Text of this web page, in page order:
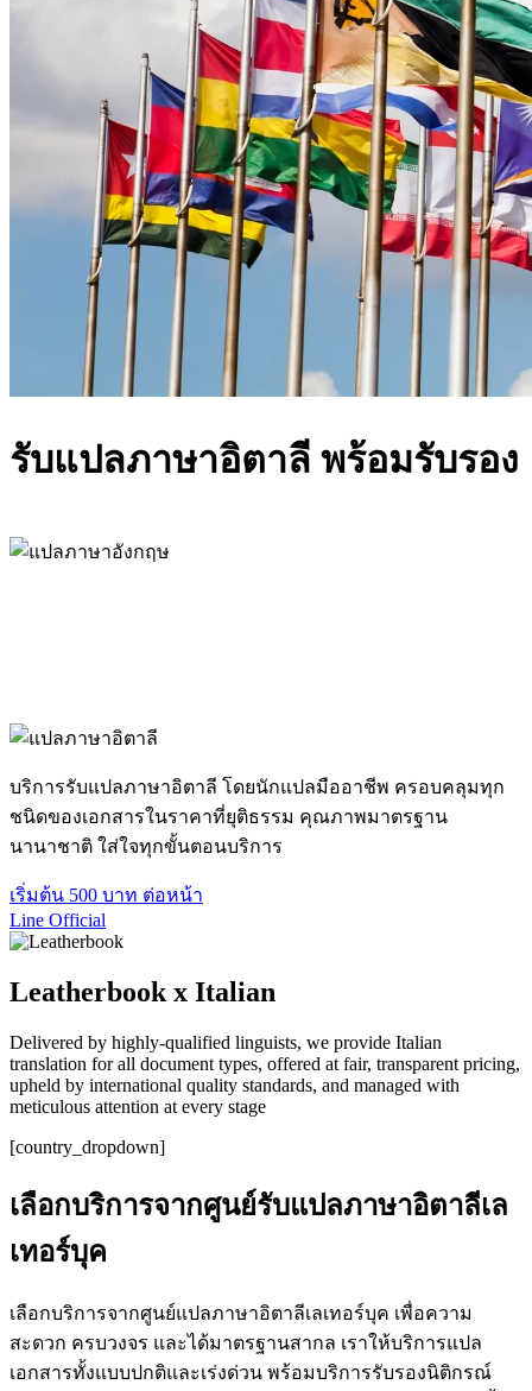
รับแปลภาษาอิตาลี พร้อมรับรอง
บริการรับแปลภาษาอิตาลี โดยนักแปลมืออาชีพ ครอบคลุมทุก
ชนิดของเอกสารในราคาที่ยุติธรรม คุณภาพมาตรฐาน
นานาชาติ ใส่ใจทุกขั้นตอนบริการ
เริ่มต้น 500 บาท ต่อหน้า
Line Official
Leatherbook x Italian
Delivered by highly-qualified linguists, we provide Italian
translation for all document types, offered at fair, transparent pricing,
upheld by international quality standards, and managed with
meticulous attention at every stage
[country_dropdown]
เลือกบริการจากศูนย์รับแปลภาษาอิตาลีเล
เทอร์บุค
เลือกบริการจากศูนย์แปลภาษาอิตาลีเลเทอร์บุค เพื่อความ
สะดวก ครบวงจร และได้มาตรฐานสากล เราให้บริการแปล
เอกสารทั้งแบบปกติและเร่งด่วน พร้อมบริการรับรองนิติกรณ์